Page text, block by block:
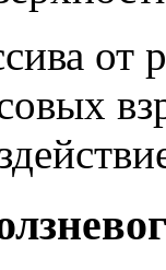
от